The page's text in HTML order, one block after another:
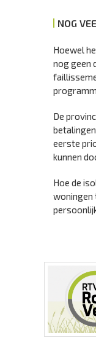
NOG
Hoewel
nog geen
De
eerste
kunnen
Hoe de
woningen